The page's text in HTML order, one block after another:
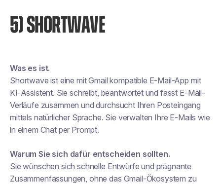
5) SHORTWAVE
Was es ist.
Shortwave ist eine mit Gmail kompatible E-Mail-App mit
KI-Assistent. Sie schreibt, beantwortet und fasst E-Mail-
Verläufe zusammen und durchsucht Ihren Posteingang
mittels natürlicher Sprache. Sie verwalten Ihre E-Mails wie
in einem Chat per Prompt.
Warum Sie sich dafür entscheiden sollten.
Sie wünschen sich schnelle Entwürfe und prägnante
Zusammenfassungen, ohne das Gmail-Ökosystem zu